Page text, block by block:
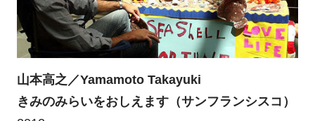
山本高之／Yamamoto Takayuki
きみのみらいをおしえます（サンフランシスコ）